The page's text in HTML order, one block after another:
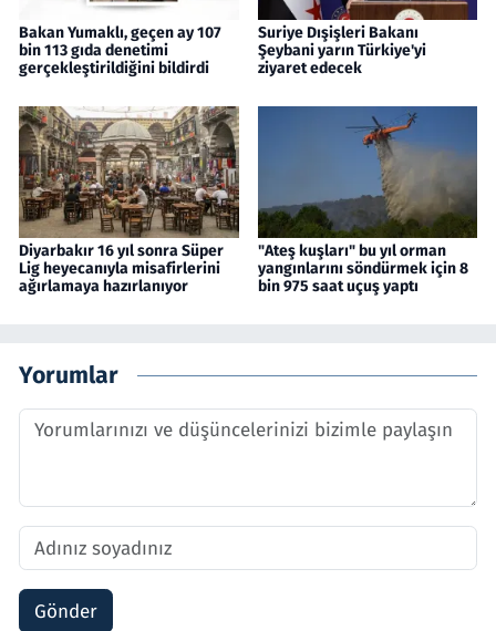
Bakan Yumaklı, geçen ay 107
bin 113 gıda denetimi
gerçekleştirildiğini bildirdi
Suriye Dışişleri Bakanı
Şeybani yarın Türkiye'yi
ziyaret edecek
Diyarbakır 16 yıl sonra Süper
Lig heyecanıyla misafirlerini
ağırlamaya hazırlanıyor
"Ateş kuşları" bu yıl orman
yangınlarını söndürmek için 8
bin 975 saat uçuş yaptı
Yorumlar
Gönder